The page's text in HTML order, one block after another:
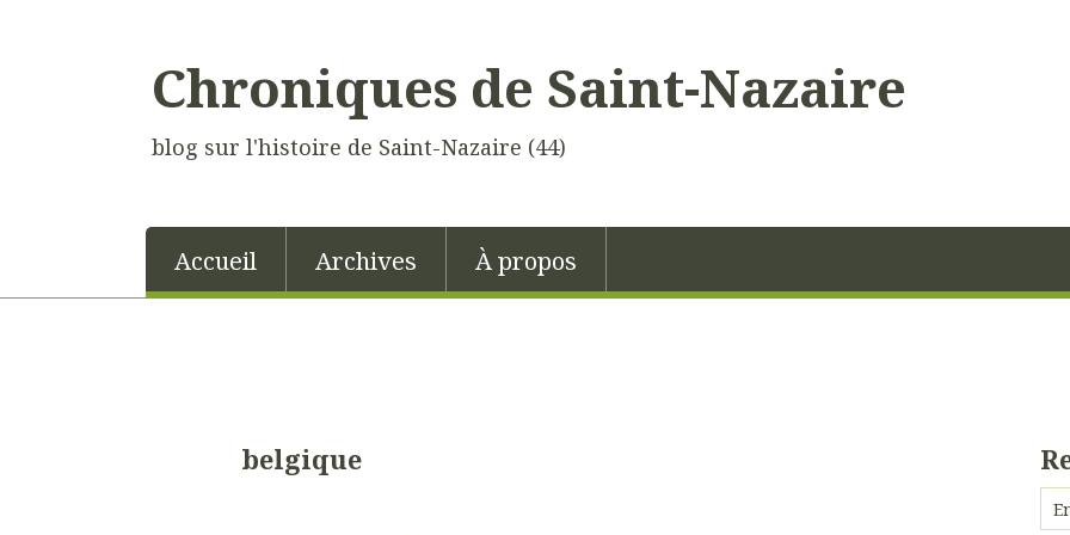
Chroniques de Saint-Nazaire
blog sur l'histoire de Saint-Nazaire (44)
Accueil Archives À propos
belgique